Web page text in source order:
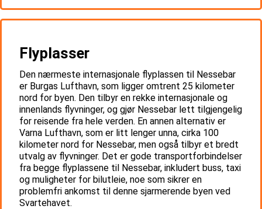
Flyplasser
Den nærmeste internasjonale flyplassen til Nessebar
er Burgas Lufthavn, som ligger omtrent 25 kilometer
nord for byen. Den tilbyr en rekke internasjonale og
innenlands flyvninger, og gjør Nessebar lett tilgjengelig
for reisende fra hele verden. En annen alternativ er
Varna Lufthavn, som er litt lenger unna, cirka 100
kilometer nord for Nessebar, men også tilbyr et bredt
utvalg av flyvninger. Det er gode transportforbindelser
fra begge flyplassene til Nessebar, inkludert buss, taxi
og muligheter for bilutleie, noe som sikrer en
problemfri ankomst til denne sjarmerende byen ved
Svartehavet.